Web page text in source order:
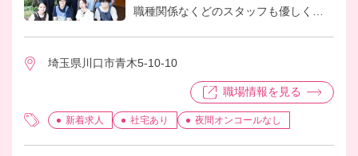
職種関係なくどのスタッフも優しく、
事だけでなく子育ても相談できます！
いつも元気で笑顔の絶えない職場で一
緒に働きましょう！
埼玉県川口市青木5-10-10
職場情報を見る
新着求人 社宅あり 夜間オンコールなし